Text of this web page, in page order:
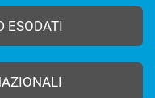
ESODATI